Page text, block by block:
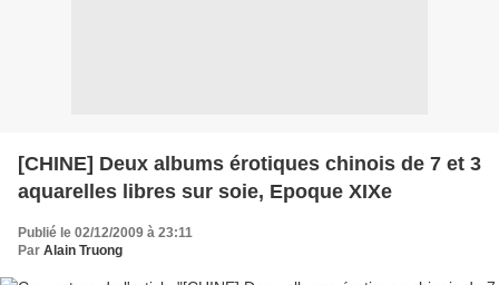
[CHINE] Deux albums érotiques chinois de 7 et 3
aquarelles libres sur soie, Epoque XIXe
Publié le 02/12/2009 à 23:11
Par Alain Truong